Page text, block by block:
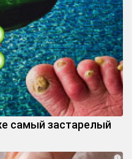
самый застарелый